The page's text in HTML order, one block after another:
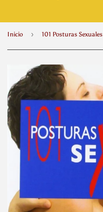
Inicio › 101 Posturas Sexuales